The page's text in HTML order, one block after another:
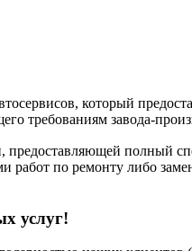
который
требованиям завода-
полный
по ремонту либо
услуг!